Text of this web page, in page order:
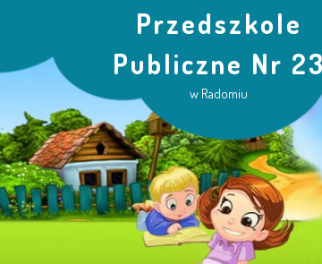
Przedszkole
Publiczne Nr 23
w Radomiu